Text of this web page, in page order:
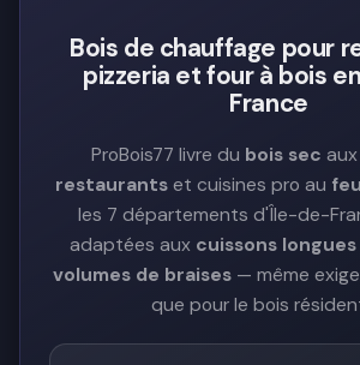
Bois de chauffage pour
pizzeria et four à bois
France
ProBois77 livre du bois sec aux
restaurantset cuisines pro au
les 7 départements d'Île-de-
adaptées aux cuissons longues
volumes de braises — même
que pour le bois